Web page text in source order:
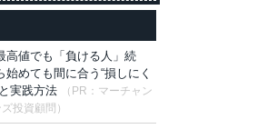
高値でも「負ける人」続
始めても間に合う“損しにく
実践方法
（PR：マーチャン
投資顧問）